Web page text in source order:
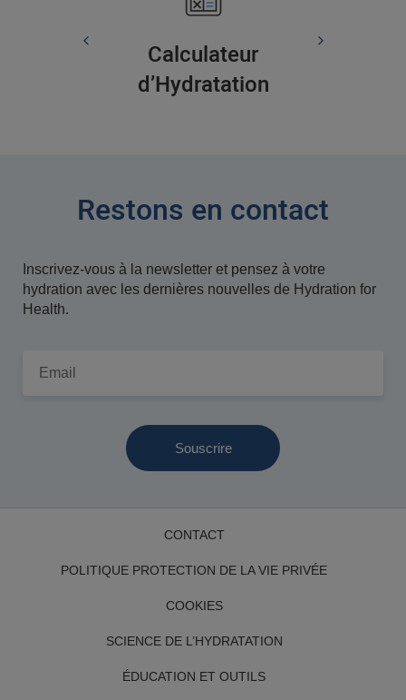
Calculateur
d’Hydratation
Restons en contact
Inscrivez-vous à la newsletter et pensez à votre
hydration avec les dernières nouvelles de Hydration for
Health.
CONTACT
POLITIQUE PROTECTION DE LA VIE PRIVÉE
COOKIES
SCIENCE DE L’HYDRATATION
ÉDUCATION ET OUTILS